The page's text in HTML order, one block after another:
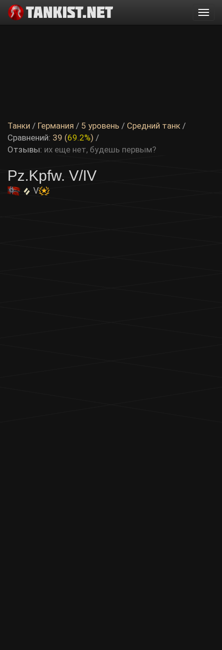
Танки / Германия / 5 уровень / Средний танк /
Сравнений: 39 (69.2%) /
Отзывы: их еще нет, будешь первым?
Pz.Kpfw. V/IV
V